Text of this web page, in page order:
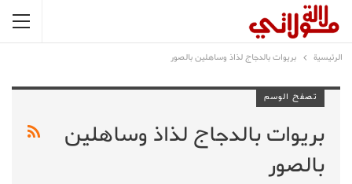
الرئيسية بريوات بالدجاج لذاذ وساهلين بالصور
تصفح الوسم
بريوات بالدجاج لذاذ وساهلين
بالصور